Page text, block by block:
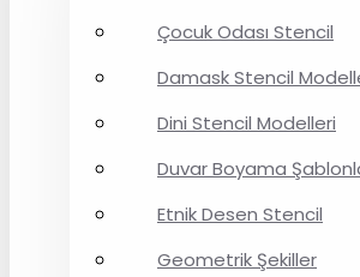
Çocuk Odası Stencil
Damask Stencil
Dini Stencil Modelleri
Duvar Boyama
Etnik Desen Stencil
Geometrik Şekiller